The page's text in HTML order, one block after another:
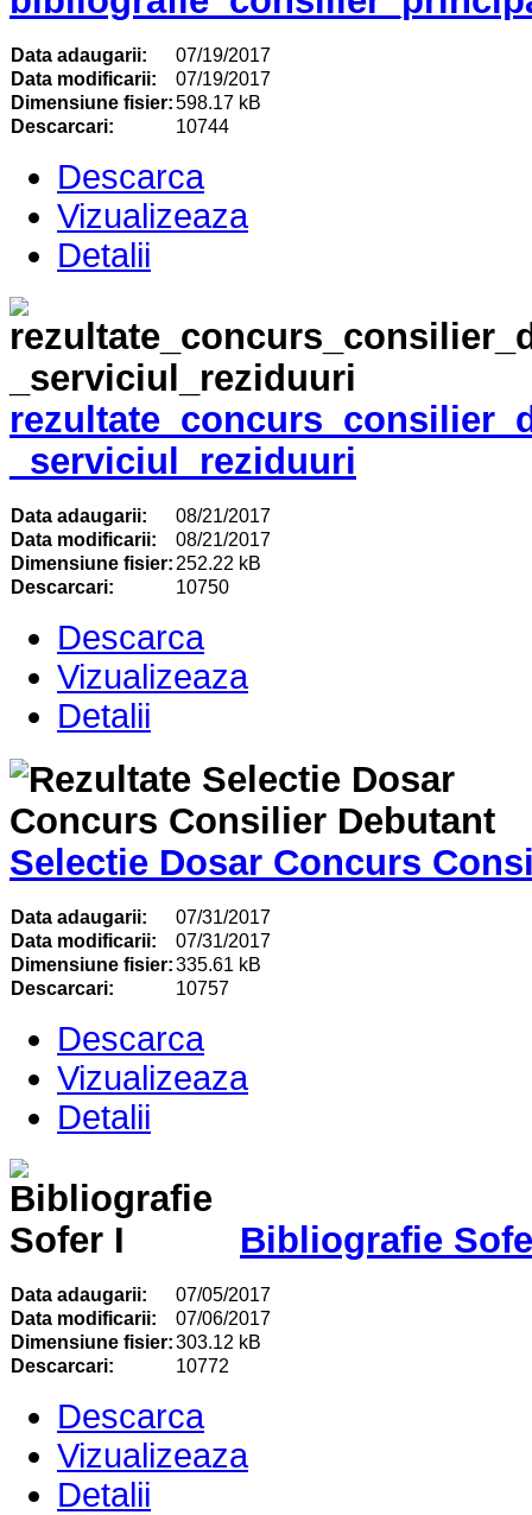
Data adaugarii:
07/19/2017
Data modificarii:
07/19/2017
Dimensiune fisier:598.17 kB
Descarcari:
10744
Descarca
Vizualizeaza
Detalii
_serviciul_reziduuri
Data adaugarii:
08/21/2017
Data modificarii:
08/21/2017
Dimensiune fisier: 252.22 kB
Descarcari:
10750
Descarca
Vizualizeaza
Detalii
Selectie Dosar Concurs
Data adaugarii:
07/31/2017
Data modificarii:
07/31/2017
Dimensiune fisier:335.61 kB
Descarcari:
10757
Descarca
Vizualizeaza
Detalii
Bibliografie
Data adaugarii:
07/05/2017
Data modificarii:
07/06/2017
Dimensiune fisier:303.12 kB
Descarcari:
10772
Descarca
Vizualizeaza
Detalii